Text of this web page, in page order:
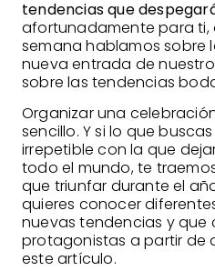
tendencias que
afortunadamente para ti,
semana hablamos sobre
nueva entrada de
sobre las tendencias
Organizar una
sencillo. Y si lo que
irrepetible con la que
todo el mundo, te
que triunfar durante el
quieres conocer
nuevas tendencias y que
protagonistas a partir de
este artículo.